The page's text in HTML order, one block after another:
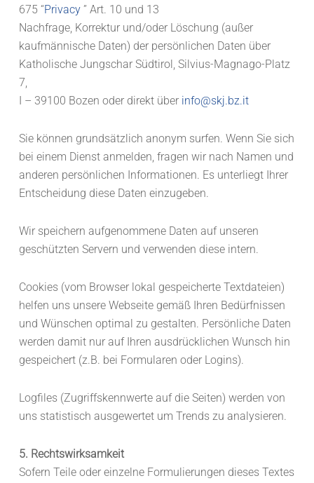
675 “Privacy” Art. 10 und 13
Nachfrage, Korrektur und/oder Löschung (außer
kaufmännische Daten) der persönlichen Daten über
Katholische Jungschar Südtirol, Silvius-Magnago-Platz
7,
I – 39100 Bozen oder direkt über info@skj.bz.it
Sie können grundsätzlich anonym surfen. Wenn Sie sich
bei einem Dienst anmelden, fragen wir nach Namen und
anderen persönlichen Informationen. Es unterliegt Ihrer
Entscheidung diese Daten einzugeben.
Wir speichern aufgenommene Daten auf unseren
geschützten Servern und verwenden diese intern.
Cookies (vom Browser lokal gespeicherte Textdateien)
helfen uns unsere Webseite gemäß Ihren Bedürfnissen
und Wünschen optimal zu gestalten. Persönliche Daten
werden damit nur auf Ihren ausdrücklichen Wunsch hin
gespeichert (z.B. bei Formularen oder Logins).
Logfiles (Zugriffskennwerte auf die Seiten) werden von
uns statistisch ausgewertet um Trends zu analysieren.
5. Rechtswirksamkeit
Sofern Teile oder einzelne Formulierungen dieses Textes